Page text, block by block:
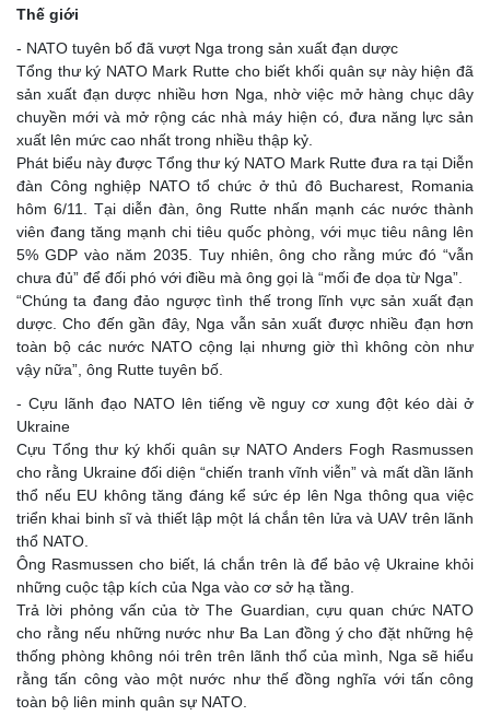
Thế giới
- NATO tuyên bố đã vượt Nga trong sản xuất đạn dược
Tổng thư ký NATO Mark Rutte cho biết khối quân sự này hiện đã
sản xuất đạn dược nhiều hơn Nga, nhờ việc mở hàng chục dây
chuyền mới và mở rộng các nhà máy hiện có, đưa năng lực sản
xuất lên mức cao nhất trong nhiều thập kỷ.
Phát biểu này được Tổng thư ký NATO Mark Rutte đưa ra tại Diễn
đàn Công nghiệp NATO tổ chức ở thủ đô Bucharest, Romania
hôm 6/11. Tại diễn đàn, ông Rutte nhấn mạnh các nước thành
viên đang tăng mạnh chi tiêu quốc phòng, với mục tiêu nâng lên
5% GDP vào năm 2035. Tuy nhiên, ông cho rằng mức đó “vẫn
chưa đủ” để đối phó với điều mà ông gọi là “mối đe dọa từ Nga”.
“Chúng ta đang đảo ngược tình thế trong lĩnh vực sản xuất đạn
dược. Cho đến gần đây, Nga vẫn sản xuất được nhiều đạn hơn
toàn bộ các nước NATO cộng lại nhưng giờ thì không còn như
vậy nữa”, ông Rutte tuyên bố.
- Cựu lãnh đạo NATO lên tiếng về nguy cơ xung đột kéo dài ở
Ukraine
Cựu Tổng thư ký khối quân sự NATO Anders Fogh Rasmussen
cho rằng Ukraine đối diện “chiến tranh vĩnh viễn” và mất dần lãnh
thổ nếu EU không tăng đáng kể sức ép lên Nga thông qua việc
triển khai binh sĩ và thiết lập một lá chắn tên lửa và UAV trên lãnh
thổ NATO.
Ông Rasmussen cho biết, lá chắn trên là để bảo vệ Ukraine khỏi
những cuộc tập kích của Nga vào cơ sở hạ tầng.
Trả lời phỏng vấn của tờ The Guardian, cựu quan chức NATO
cho rằng nếu những nước như Ba Lan đồng ý cho đặt những hệ
thống phòng không nói trên trên lãnh thổ của mình, Nga sẽ hiểu
rằng tấn công vào một nước như thế đồng nghĩa với tấn công
toàn bộ liên minh quân sự NATO.